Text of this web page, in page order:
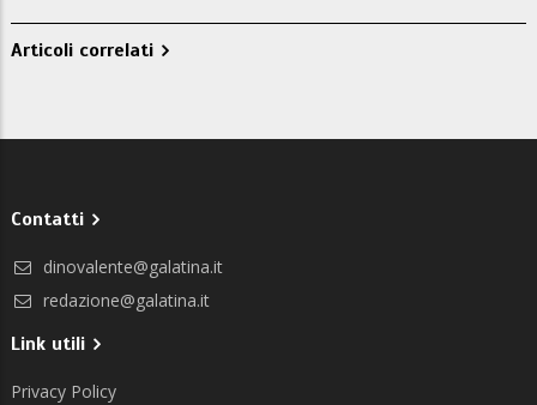
Articoli correlati
Contatti
dinovalente@galatina.it
redazione@galatina.it
Link utili
Privacy Policy